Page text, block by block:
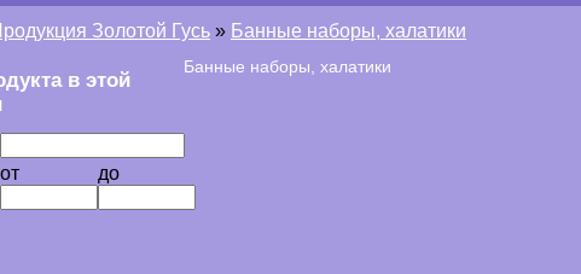
Золотой Гусь » Банные наборы, халатики
в этой
от до
Банные наборы, халатики